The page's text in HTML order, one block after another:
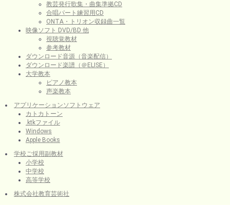
教芸発行歌集・曲集準拠CD
合唱パート練習用CD
ONTA・トリオン収録曲一覧
映像ソフト DVD/BD 他
視聴覚教材
参考教材
ダウンロード音源（音楽配信）
ダウンロード楽譜（＠ELISE）
大学教本
ピアノ教本
声楽教本
アプリケーションソフトウェア
カトカトーン
.ktkファイル
Windows
Apple Books
学校ご採用副教材
小学校
中学校
高等学校
株式会社教育芸術社